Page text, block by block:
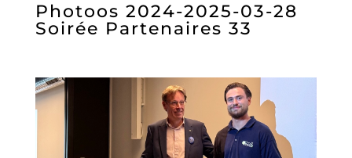
Photoos 2024-2025-03-28
Soirée Partenaires 33